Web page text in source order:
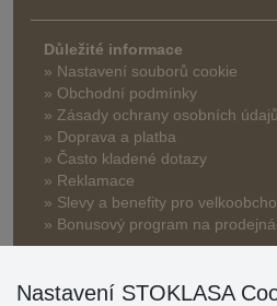
Důležité informace
» Nastavení souborů cookie
» Obchodní podmínky
» Zásady ochrany osobních údajů
» Doprava a platba
» Často kladené dotazy
» Reklamace
» Slevy a benefity pro
» Bonusový program na
Nastavení STOKLASA